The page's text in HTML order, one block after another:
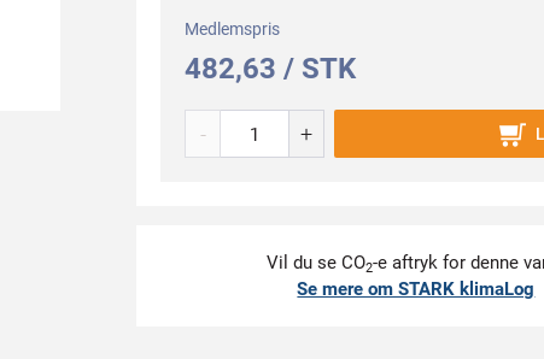
Medlemspris
482,63 / STK
- +
Vil du se CO2-e aftryk for denne
Se mere om STARK klimaLog